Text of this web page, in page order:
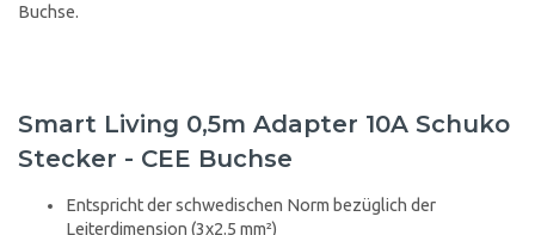
Buchse.
Smart Living 0,5m Adapter 10A Schuko
Stecker - CEE Buchse
Entspricht der schwedischen Norm bezüglich der
Leiterdimension (3x2.5 mm²)